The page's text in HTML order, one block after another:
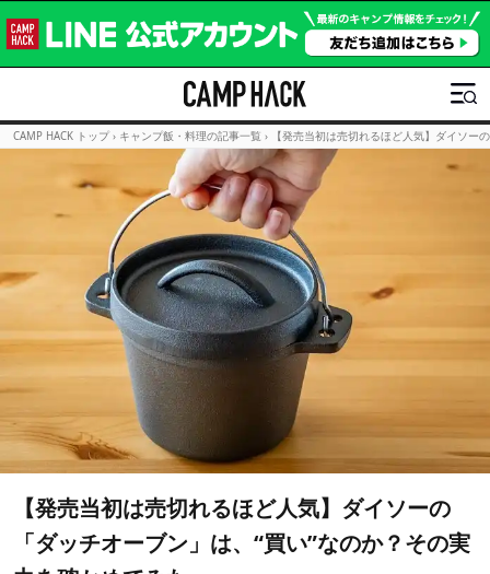
CAMP HACK トップ › キャンプ飯・料理の記事一覧 › 【発売当初は売切れるほど人気】ダイソー
【発売当初は売切れるほど人気】ダイソーの
「ダッチオーブン」は、“買い”なのか？その実